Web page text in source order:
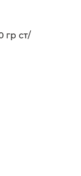
гр ст/